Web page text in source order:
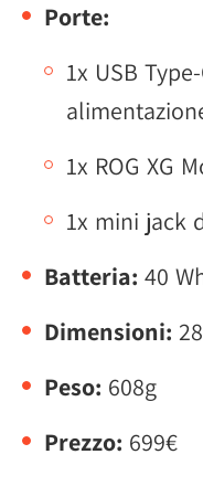
Porte:
1x USB
1x ROG XG
1x mini jack
Batteria: 40
Dimensioni:
Peso: 608g
Prezzo: 699€